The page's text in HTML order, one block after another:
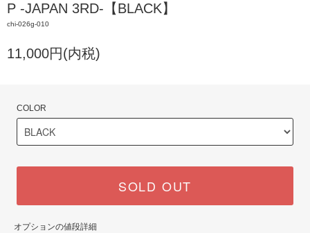
P -JAPAN 3RD-【BLACK】
chi-026g-010
11,000円(内税)
COLOR
SOLD OUT
オプションの値段詳細